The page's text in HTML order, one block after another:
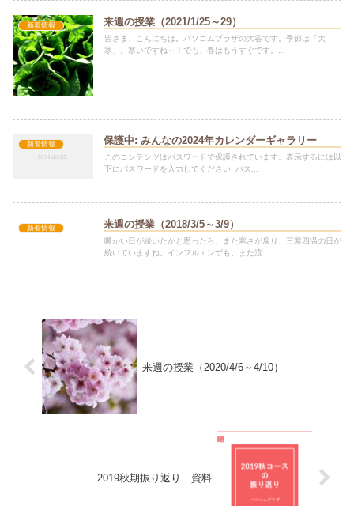
新着情報 来週の授業（2021/1/25～29）
皆さま、こんにちは。パソコムプラザの大谷です。季節は「大
寒」。寒いですね～！でも、春はもうすぐです。...
新着情報 保護中: みんなの2024年カレンダーギャラリー
このコンテンツはパスワードで保護されています。表示するには以
下にパスワードを入力してください: パス...
新着情報 来週の授業（2018/3/5～3/9）
暖かい日が続いたかと思ったら、また寒さが戻り、三寒四温の日が
続いていますね。インフルエンザも、また流...
来週の授業（2020/4/6～4/10）
2019秋期振り返り 資料